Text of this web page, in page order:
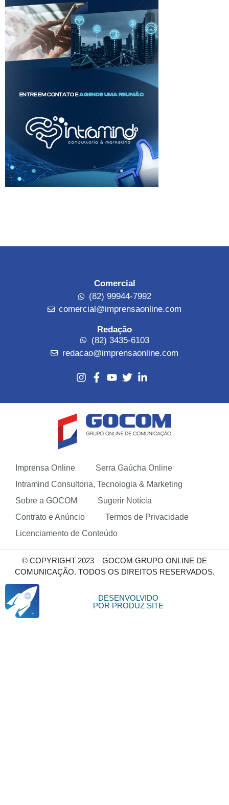
Comercial
(82) 99944-7992
comercial@imprensaonline.com
Redação
(82) 3435-6103
redacao@imprensaonline.com
Imprensa Online
Serra Gaúcha Online
Intramind Consultoria, Tecnologia & Marketing
Sobre a GOCOM
Sugerir Notícia
Contrato e Anúncio
Termos de Privacidade
Licenciamento de Conteúdo
© COPYRIGHT 2023 – GOCOM GRUPO ONLINE DE
COMUNICAÇÃO. TODOS OS DIREITOS RESERVADOS.
DESENVOLVIDO
POR PRODUZ SITE